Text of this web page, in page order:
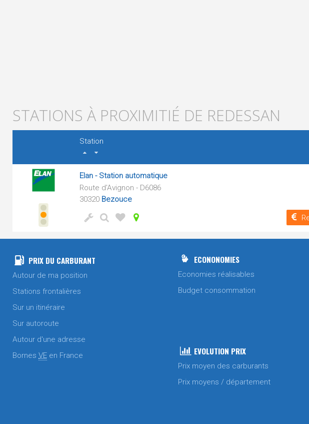
STATIONS À PROXIMITIÉ DE REDESSAN
Station
Elan - Station automatique
Route d'Avignon - D6086
30320 Bezouce
PRIX DU CARBURANT
Autour de ma position
Stations frontalières
Sur un itinéraire
Sur autoroute
Autour d'une adresse
Bornes VE en France
ECONONOMIES
Economies réalisables
Budget consommation
EVOLUTION PRIX
Prix moyen des carburants
Prix moyens / département